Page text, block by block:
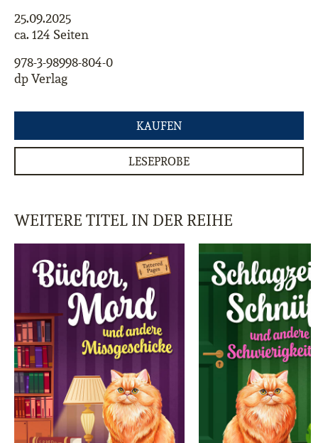
25.09.2025
ca. 124 Seiten
978-3-98998-804-0
dp Verlag
KAUFEN
LESEPROBE
WEITERE TITEL IN DER REIHE